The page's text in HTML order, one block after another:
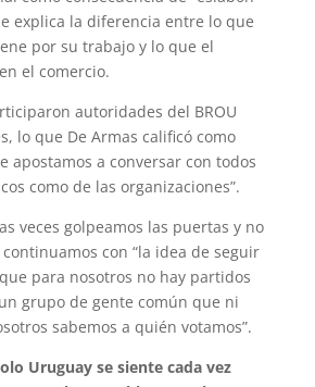
explica la diferencia entre lo que
por su trabajo y lo que el
el comercio.
autoridades del BROU
lo que De Armas calificó como
apostamos a conversar con todos
como de las organizaciones”.
veces golpeamos las puertas y no
con “la idea de seguir
para nosotros no hay partidos
grupo de gente común que ni
sabemos a quién votamos”.
Uruguay se siente cada vez